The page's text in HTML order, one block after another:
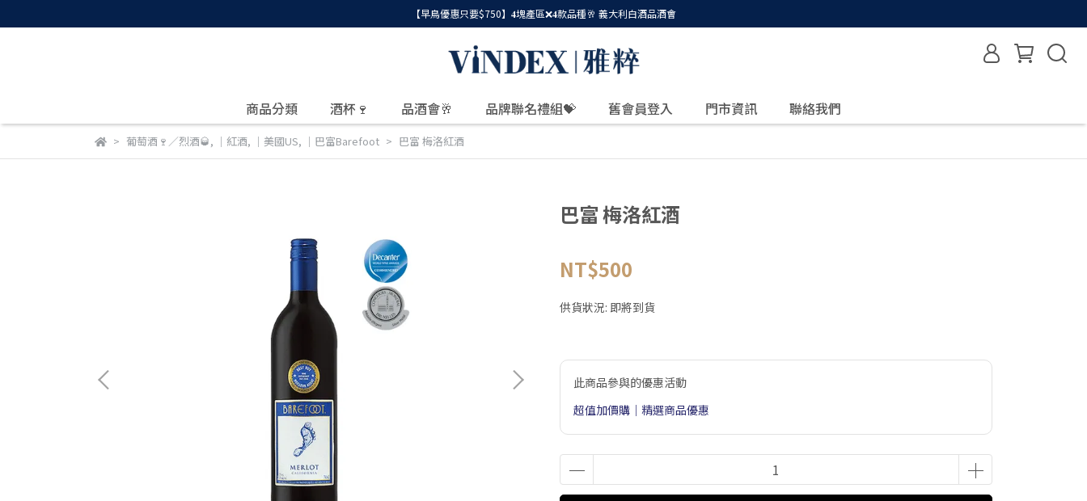
【早鳥優惠只要$750】𝟒塊產區❌𝟒款品種🥂 義大利白酒品酒會
商品分類 酒杯🍷 品酒會🥂 品牌聯名禮組💝 舊會員登入 門市資訊 聯絡我們
葡萄酒🍷／烈酒🥃, ｜紅酒, ｜美國US, ｜巴富Barefoot 巴富 梅洛紅酒
巴富 梅洛紅酒
NT$500
供貨狀況: 即將到貨
此商品參與的優惠活動
超值加價購｜精選商品優惠